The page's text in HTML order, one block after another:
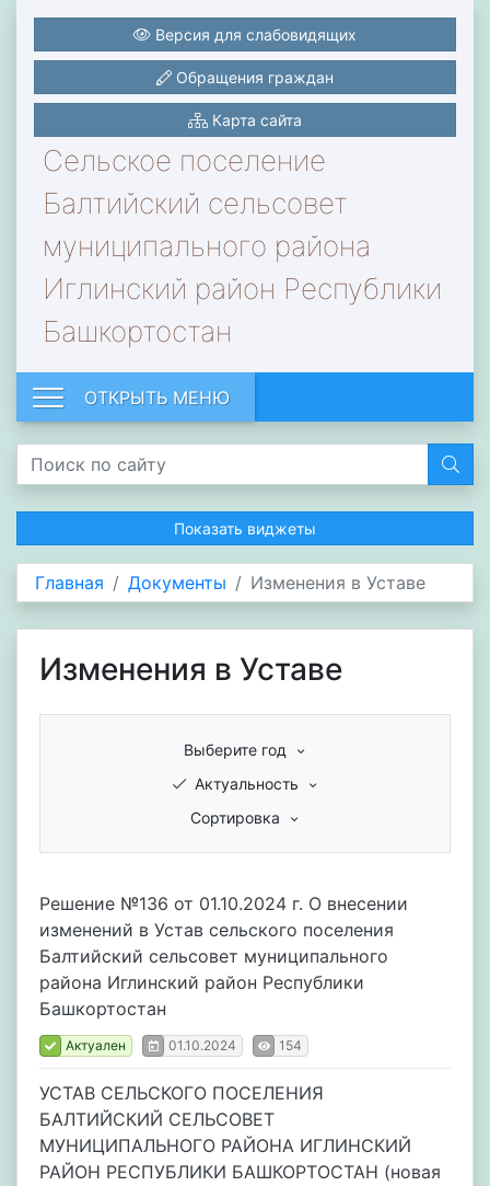
Сельское поселение
Балтийский сельсовет
муниципального района
Иглинский район Республики
Башкортостан
Версия для слабовидящих
Обращения граждан
Карта сайта
ОТКРЫТЬ МЕНЮ
Показать виджеты
Главная Документы Изменения в Уставе
Изменения в Уставе
Выберите год
Актуальность
Сортировка
Решение №136 от 01.10.2024 г. О внесении
изменений в Устав сельского поселения
Балтийский сельсовет муниципального
района Иглинский район Республики
Башкортостан
Актуален 01.10.2024 154
УСТАВ СЕЛЬСКОГО ПОСЕЛЕНИЯ
БАЛТИЙСКИЙ СЕЛЬСОВЕТ
МУНИЦИПАЛЬНОГО РАЙОНА ИГЛИНСКИЙ
РАЙОН РЕСПУБЛИКИ БАШКОРТОСТАН (новая